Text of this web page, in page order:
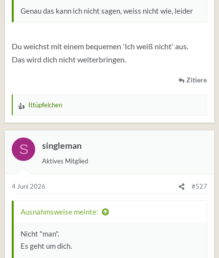
Genau das kann ich nicht sagen, weiss nicht wie, leider
Du weichst mit einem bequemen 'Ich weiß nicht' aus.
Das wird dich nicht weiterbringen.
Zitiere
W
r
t
u
n
e
n
Ittüpfelchen
S singleman
Aktives Mitglied
4 Juni 2026 #527
Ausnahmsweise meinte:
Nicht "man".
Es geht um dich.